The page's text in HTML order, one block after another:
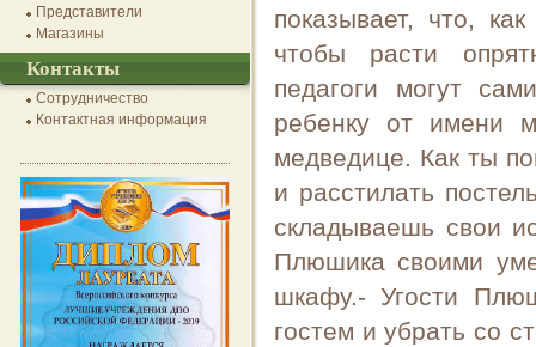
показывает, что,
чтобы расти
педагоги могут
ребенку от имени
медведице. Как ты
и расстилать
складываешь свои
Плюшика своими
шкафу.- Угости
гостем и убрать со
Представители
Магазины
Контакты
Сотрудничество
Контактная информация